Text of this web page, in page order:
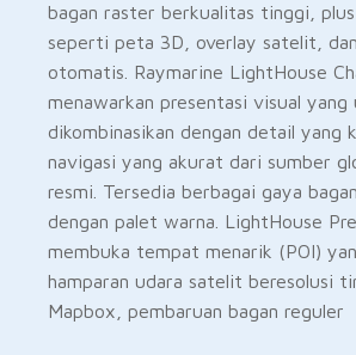
bagan raster berkualitas tinggi,
seperti peta 3D, overlay satelit,
otomatis. Raymarine LightHouse
menawarkan presentasi visual yang
dikombinasikan dengan detail yang
navigasi yang akurat dari sumber
resmi. Tersedia berbagai gaya
dengan palet warna. LightHouse
membuka tempat menarik (POI)
hamparan udara satelit beresolusi
Mapbox, pembaruan bagan reguler